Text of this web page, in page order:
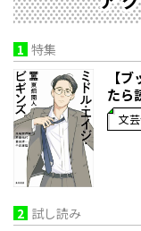
1 特集
【
たら
文
2 試し読み